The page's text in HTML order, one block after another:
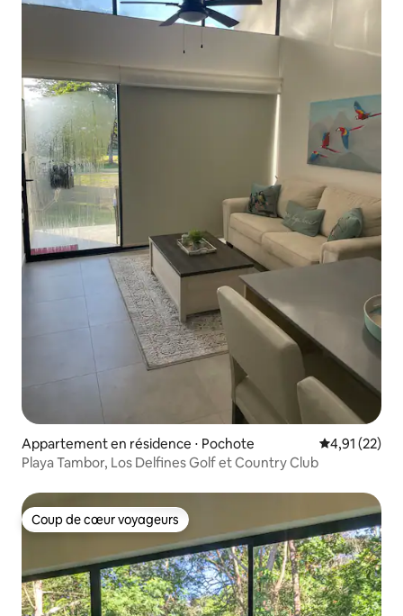
Appartement en résidence ⋅ Pochote Évaluation
4,91 (22)
Playa Tambor, Los Delfines Golf et Country Club
Coup de cœur voyageurs
Coup de cœur voyageurs